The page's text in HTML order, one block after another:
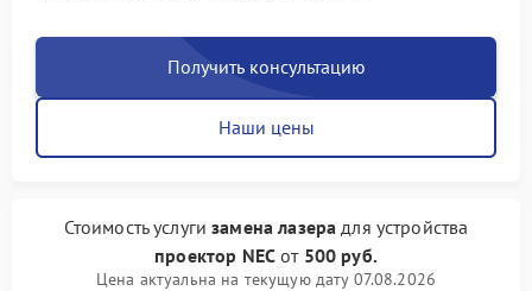
Получить консультацию
Наши цены
Стоимость услугизамена лазера для устройства
проектор NEC от 500 руб.
Цена актуальна на текущую дату 07.08.2026